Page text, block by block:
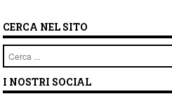
CERCA NEL SITO
Cerca
I NOSTRI SOCIAL